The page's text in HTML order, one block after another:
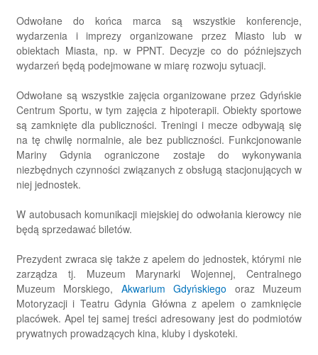
Odwołane do końca marca są wszystkie konferencje,
wydarzenia i imprezy organizowane przez Miasto lub w
obiektach Miasta, np. w PPNT. Decyzje co do późniejszych
wydarzeń będą podejmowane w miarę rozwoju sytuacji.
Odwołane są wszystkie zajęcia organizowane przez Gdyńskie
Centrum Sportu, w tym zajęcia z hipoterapii. Obiekty sportowe
są zamknięte dla publiczności. Treningi i mecze odbywają się
na tę chwilę normalnie, ale bez publiczności. Funkcjonowanie
Mariny Gdynia ograniczone zostaje do wykonywania
niezbędnych czynności związanych z obsługą stacjonujących w
niej jednostek.
W autobusach komunikacji miejskiej do odwołania kierowcy nie
będą sprzedawać biletów.
Prezydent zwraca się także z apelem do jednostek, którymi nie
zarządza tj. Muzeum Marynarki Wojennej, Centralnego
Muzeum Morskiego, Akwarium Gdyńskiego oraz Muzeum
Motoryzacji i Teatru Gdynia Główna z apelem o zamknięcie
placówek. Apel tej samej treści adresowany jest do podmiotów
prywatnych prowadzących kina, kluby i dyskoteki.